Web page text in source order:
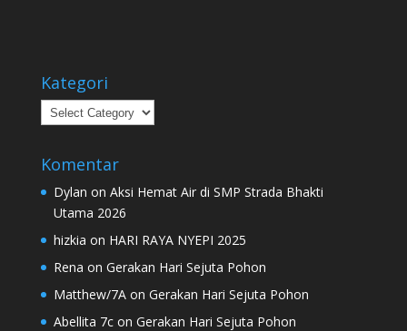
Kategori
Kategori
Komentar
Dylan on Aksi Hemat Air di SMP Strada Bhakti
Utama 2026
hizkia on HARI RAYA NYEPI 2025
Rena on Gerakan Hari Sejuta Pohon
Matthew/7Aon Gerakan Hari Sejuta Pohon
Abellita 7con Gerakan Hari Sejuta Pohon